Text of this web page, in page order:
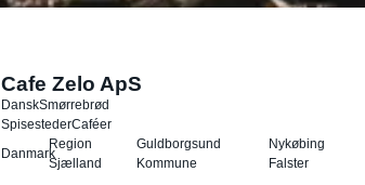
Cafe Zelo ApS
DanskSmørrebrød
SpisestederCaféer
Danmark
Region
Sjælland
Guldborgsund
Kommune
Nykøbing
Falster